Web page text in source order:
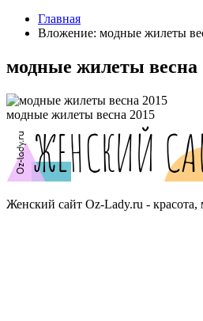
Главная
Вложение: модные жилеты
модные жилеты весна
модные жилеты весна 2015
Женский сайт Oz-Lady.ru -